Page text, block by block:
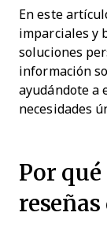
En este
imparciales y
soluciones
información
ayudándote a
necesidades
Por